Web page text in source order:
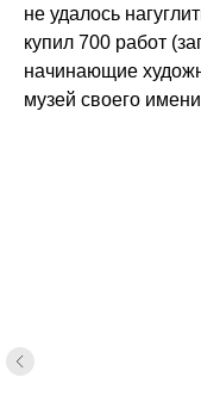
не удалось
купил 700 работ
начинающие
музей своего